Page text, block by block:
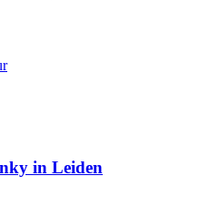
in Leiden